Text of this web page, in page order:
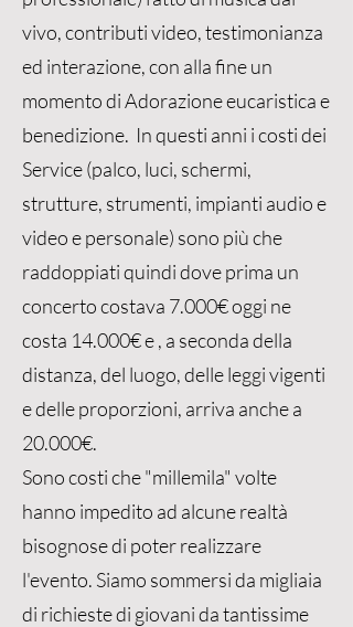
vivo, contributi video, testimonianza
ed interazione, con alla fine un
momento di Adorazione eucaristica e
benedizione. In questi anni i costi dei
Service (palco, luci, schermi,
strutture, strumenti, impianti audio e
video e personale) sono più che
raddoppiati quindi dove prima un
concerto costava 7.000€ oggi ne
costa 14.000€ e , a seconda della
distanza, del luogo, delle leggi vigenti
e delle proporzioni, arriva anche a
20.000€.
Sono costi che "millemila" volte
hanno impedito ad alcune realtà
bisognose di poter realizzare
l'evento. Siamo sommersi da migliaia
di richieste di giovani da tantissime